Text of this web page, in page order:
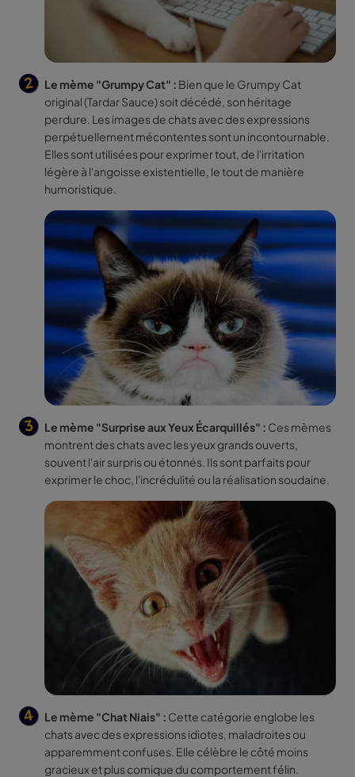
Le mème "Grumpy Cat" : Bien que le Grumpy Cat
original (Tardar Sauce) soit décédé, son héritage
perdure. Les images de chats avec des expressions
perpétuellement mécontentes sont un incontournable.
Elles sont utilisées pour exprimer tout, de l'irritation
légère à l'angoisse existentielle, le tout de manière
humoristique.
Le mème "Surprise aux Yeux Écarquillés" : Ces mèmes
montrent des chats avec les yeux grands ouverts,
souvent l'air surpris ou étonnés. Ils sont parfaits pour
exprimer le choc, l'incrédulité ou la réalisation soudaine.
Le mème "Chat Niais" : Cette catégorie englobe les
chats avec des expressions idiotes, maladroites ou
apparemment confuses. Elle célèbre le côté moins
gracieux et plus comique du comportement félin.